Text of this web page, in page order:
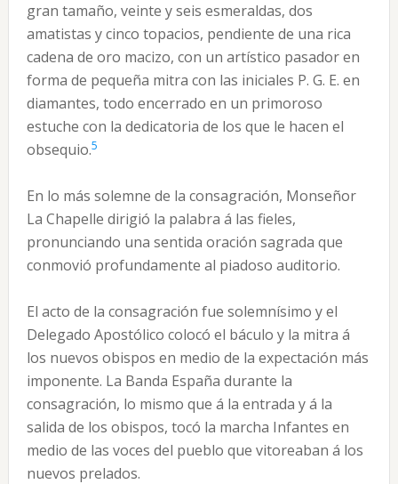
gran tamaño, veinte y seis esmeraldas, dos
amatistas y cinco topacios, pendiente de una rica
cadena de oro macizo, con un artístico pasador en
forma de pequeña mitra con las iniciales P. G. E. en
diamantes, todo encerrado en un primoroso
estuche con la dedicatoria de los que le hacen el
obsequio.5
En lo más solemne de la consagración, Monseñor
La Chapelle dirigió la palabra á las fieles,
pronunciando una sentida oración sagrada que
conmovió profundamente al piadoso auditorio.
El acto de la consagración fue solemnísimo y el
Delegado Apostólico colocó el báculo y la mitra á
los nuevos obispos en medio de la expectación más
imponente. La Banda España durante la
consagración, lo mismo que á la entrada y á la
salida de los obispos, tocó la marcha Infantes en
medio de las voces del pueblo que vitoreaban á los
nuevos prelados.